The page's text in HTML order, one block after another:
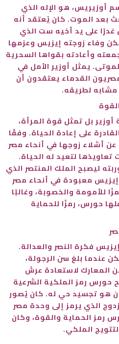
أوزيريس، هو الإله الذي
بعد الموت. كان يُعتقد أنه
غدرًا على يد أخيه ست الذي
وفاء زوجته إيزيس وعزمها
وأعادته بقواها السحرية
يمثل أوزير الأمل في
القدماء يعتقدون أن
لطريقه.
بل تمثل قوة المرأة،
على إعادة الحياة. وفقًا
أشلاء زوجها في أنحاء مصر
لتعيد له الحياة.
ليصبح الملك المنتصر الذي
معبودة في أنحاء مصر
للأمومة والخصوبة، وغالبًا
حورس، رمزًا للحماية
فكرة النصر والعدالة.
عندما بلغ سن الرجولة،
لاستعادة عرش
حورس رمز الملكية الشرعية
هو تجسيد حي له. كان يُصور
الذي يرمز إلى وحدة مصر
رمز الحماية والقوة، وكان
الملكي.